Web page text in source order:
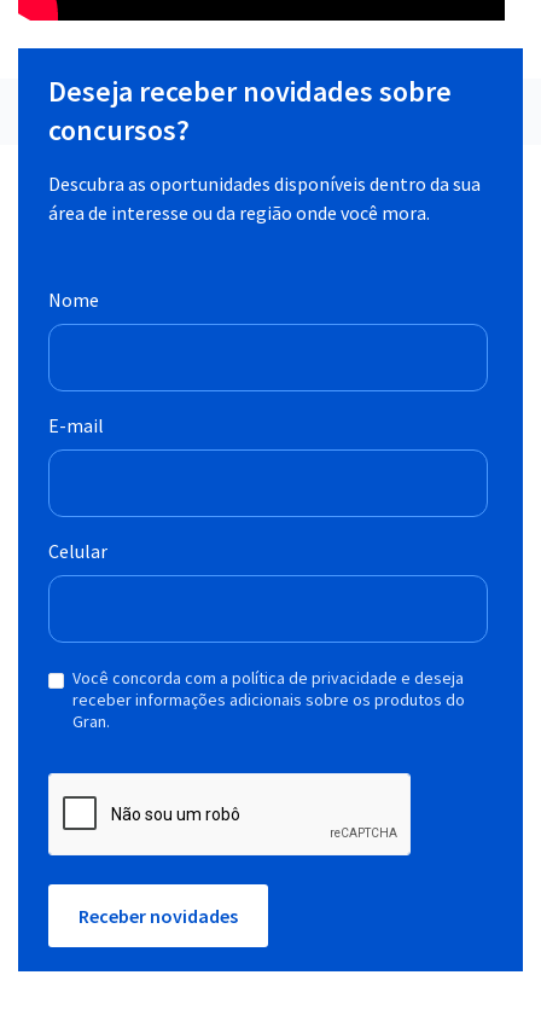
Deseja receber novidades sobre
concursos?
Descubra as oportunidades disponíveis dentro da sua
área de interesse ou da região onde você mora.
Nome
E-mail
Celular
Você concorda com a política de privacidade e deseja
receber informações adicionais sobre os produtos do
Gran.
Receber novidades